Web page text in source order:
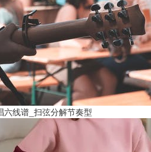
线谱_扫弦分解节奏型